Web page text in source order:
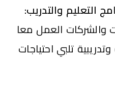
التعليم والتدريب:
والشركات العمل معا
تلبي احتياجات